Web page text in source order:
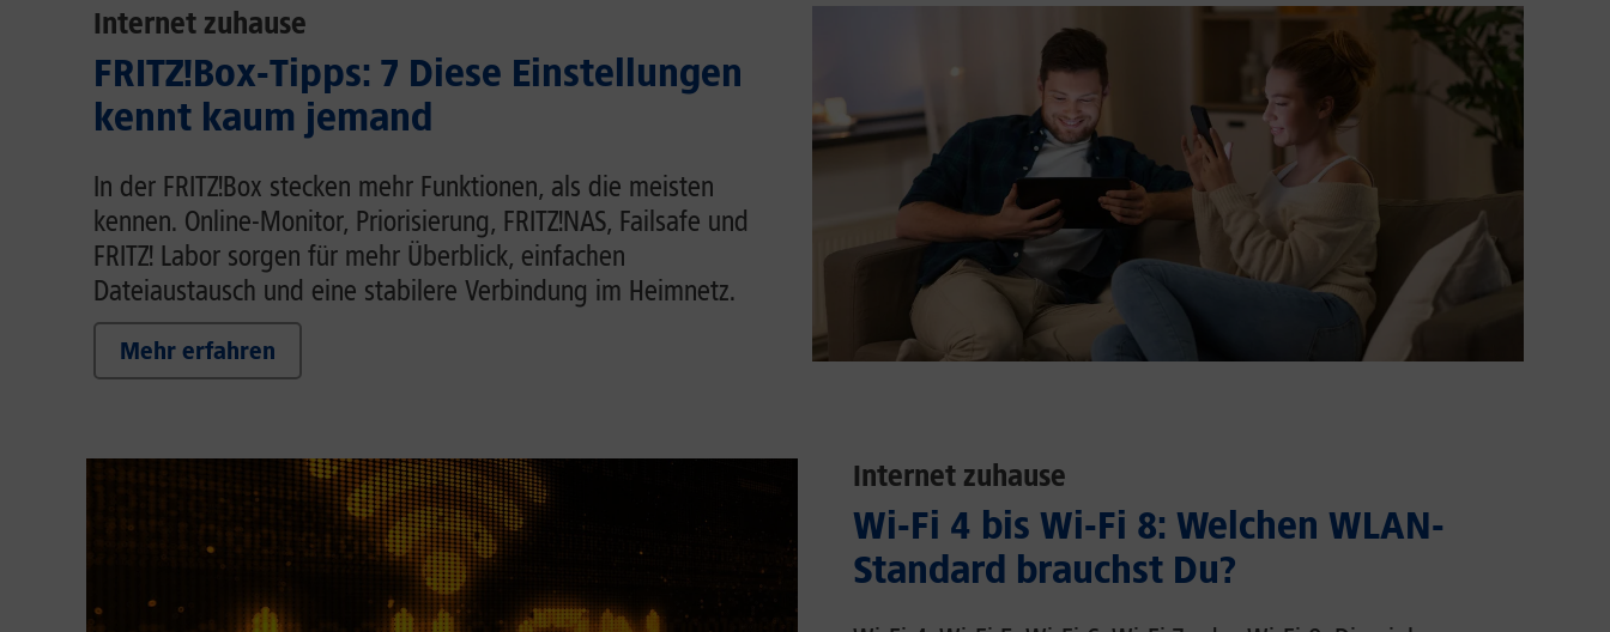
Internet zuhause
FRITZ!Box-Tipps: 7 Diese Einstellungen
kennt kaum jemand
In der FRITZ!Box stecken mehr Funktionen, als die meisten
kennen. Online-Monitor, Priorisierung, FRITZ!NAS, Failsafe und
FRITZ! Labor sorgen für mehr Überblick, einfachen
Dateiaustausch und eine stabilere Verbindung im Heimnetz.
Mehr erfahren
Internet zuhause
Wi-Fi 4 bis Wi-Fi 8: Welchen WLAN-
Standard brauchst Du?